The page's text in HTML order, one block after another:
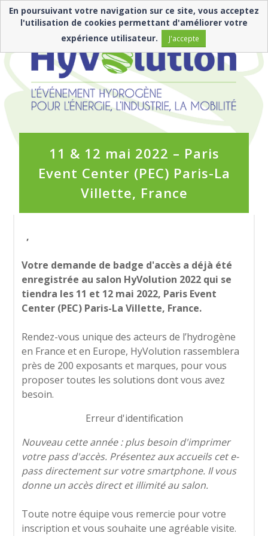
11 & 12 mai 2022 – Paris
Event Center (PEC) Paris-La
Villette, France
,
Votre demande de badge d'accès a déjà été
enregistrée au salon HyVolution 2022 qui se
tiendra les 11 et 12 mai 2022, Paris Event
Center (PEC) Paris-La Villette, France.
Rendez-vous unique des acteurs de l’hydrogène
en France et en Europe, HyVolution rassemblera
près de 200 exposants et marques, pour vous
proposer toutes les solutions dont vous avez
besoin.
Erreur d'identification
Nouveau cette année : plus besoin d'imprimer
votre pass d'accès. Présentez aux accueils cet e-
pass directement sur votre smartphone. Il vous
donne un accès direct et illimité au salon.
Toute notre équipe vous remercie pour votre
inscription et vous souhaite une agréable visite.
En poursuivant votre navigation sur ce site, vous acceptez
l'utilisation de cookies permettant d'améliorer votre
expérience utilisateur.
J'accepte